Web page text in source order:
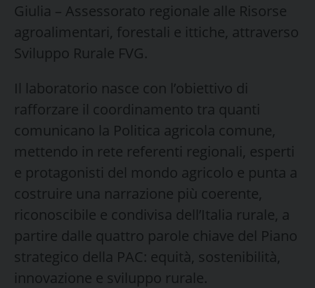
Giulia – Assessorato regionale alle Risorse
agroalimentari, forestali e ittiche, attraverso
Sviluppo Rurale FVG.
Il laboratorio nasce con l’obiettivo di
rafforzare il coordinamento tra quanti
comunicano la Politica agricola comune,
mettendo in rete referenti regionali, esperti
e protagonisti del mondo agricolo e punta a
costruire una narrazione più coerente,
riconoscibile e condivisa dell’Italia rurale, a
partire dalle quattro parole chiave del Piano
strategico della PAC: equità, sostenibilità,
innovazione e sviluppo rurale.